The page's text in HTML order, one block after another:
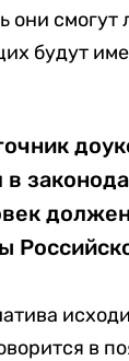
они смогут
будут
в